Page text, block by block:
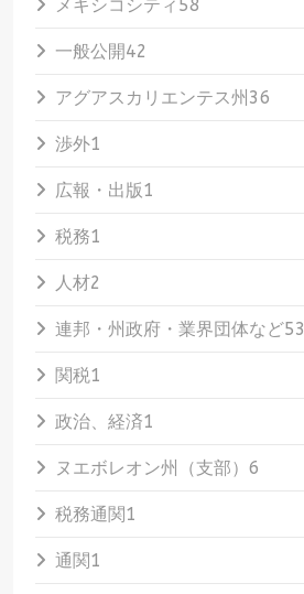
メキシコシティ 58
一般公開42
アグアスカリエンテス州 36
渉外1
広報・出版1
税務1
人材2
連邦・州政府・業界団体など53
関税1
政治、経済1
ヌエボレオン州（支部） 6
税務通関1
通関1